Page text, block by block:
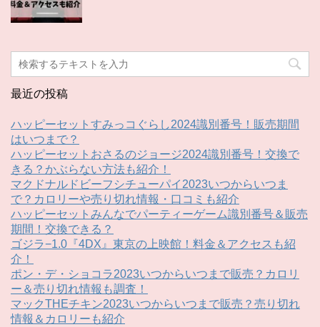
最近の投稿
ハッピーセットすみっコぐらし2024識別番号！販売期間
はいつまで？
ハッピーセットおさるのジョージ2024識別番号！交換で
きる？かぶらない方法も紹介！
マクドナルドビーフシチューパイ2023いつからいつま
で？カロリーや売り切れ情報・口コミも紹介
ハッピーセットみんなでパーティーゲーム識別番号＆販売
期間！交換できる？
ゴジラ−1.0『4DX』東京の上映館！料金＆アクセスも紹
介！
ポン・デ・ショコラ2023いつからいつまで販売？カロリ
ー＆売り切れ情報も調査！
マックTHEチキン2023いつからいつまで販売？売り切れ
情報＆カロリーも紹介